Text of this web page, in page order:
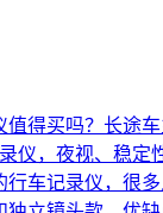
值得买吗？长途
仪，夜视、稳定
行车记录仪，很